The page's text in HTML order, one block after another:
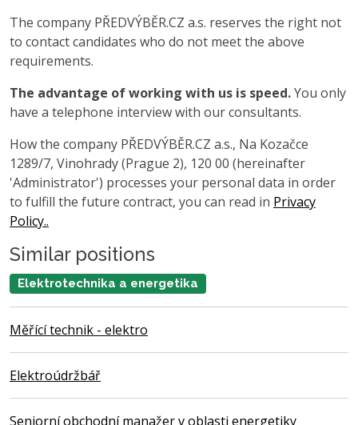
The company PŘEDVÝBĚR.CZ a.s. reserves the right not
to contact candidates who do not meet the above
requirements.
The advantage of working with us is speed.You only
have a telephone interview with our consultants.
How the company PŘEDVÝBĚR.CZ a.s., Na Kozačce
1289/7, Vinohrady (Prague 2), 120 00 (hereinafter
'Administrator') processes your personal data in order
to fulfill the future contract, you can read in Privacy
Policy..
Similar positions
Elektrotechnika a energetika
Měřící technik - elektro
Elektroúdržbář
Seniorní obchodní manažer v oblasti energetiky